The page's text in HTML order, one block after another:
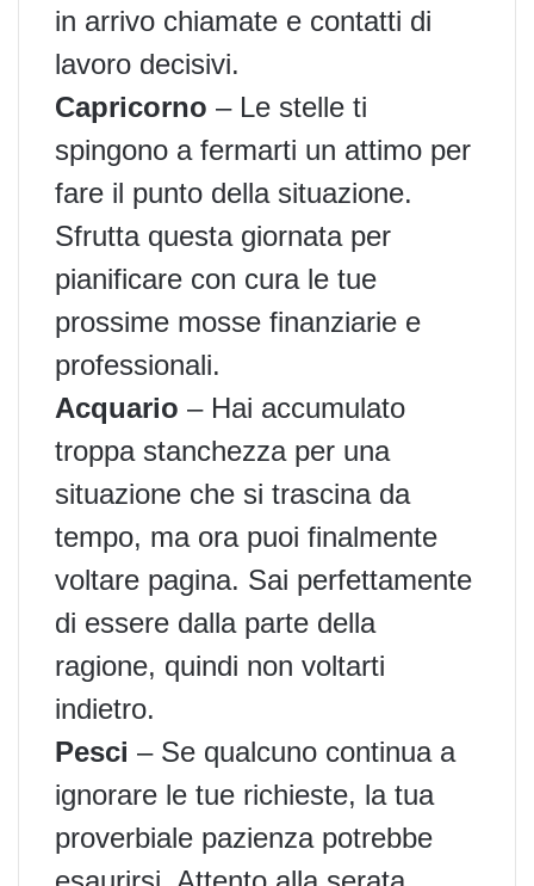
in arrivo chiamate e contatti di
lavoro decisivi.
Capricorno – Le stelle ti
spingono a fermarti un attimo per
fare il punto della situazione.
Sfrutta questa giornata per
pianificare con cura le tue
prossime mosse finanziarie e
professionali.
Acquario – Hai accumulato
troppa stanchezza per una
situazione che si trascina da
tempo, ma ora puoi finalmente
voltare pagina. Sai perfettamente
di essere dalla parte della
ragione, quindi non voltarti
indietro.
Pesci – Se qualcuno continua a
ignorare le tue richieste, la tua
proverbiale pazienza potrebbe